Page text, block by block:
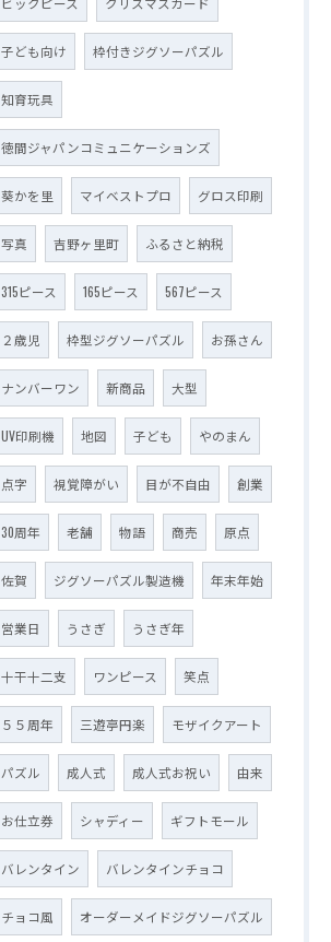
子ども向け 枠付きジグソーパズル
知育玩具
徳間ジャパンコミュニケーションズ
葵かを里 マイベストプロ グロス印刷
写真 吉野ヶ里町 ふるさと納税
315ピース 165ピース 567ピース
２歳児 枠型ジグソーパズル お孫さん
ナンバーワン 新商品 大型
UV印刷機 地図 子ども やのまん
点字 視覚障がい 目が不自由 創業
30周年 老舗 物語 商売 原点
佐賀 ジグソーパズル製造機 年末年始
営業日 うさぎ うさぎ年
十干十二支 ワンピース 笑点
５５周年 三遊亭円楽 モザイクアート
パズル 成人式 成人式お祝い 由来
お仕立券 シャディー ギフトモール
バレンタイン バレンタインチョコ
チョコ風 オーダーメイドジグソーパズル